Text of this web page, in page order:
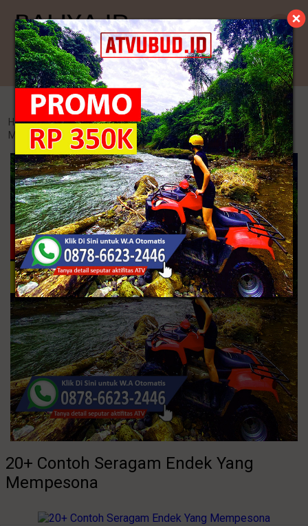
Kategori
Home >Endek Bali >20+ Contoh Seragam Endek Yang
Mempesona
20+ Contoh Seragam Endek Yang
Mempesona